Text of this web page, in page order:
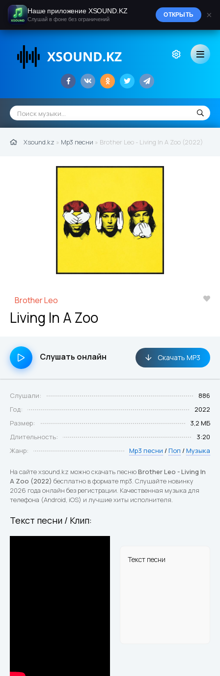
Xsound.kz » Mp3 песни » Brother Leo - Living In A Zoo (2022)
Brother Leo
Living In A Zoo
Слушать онлайн Скачать MP3
Слушали:
886
Год:
2022
Размер:
3,2 МБ
Длительность:
3:20
Жанр:
Mp3 песни / Поп / Музыка
На сайте xsound.kz можно скачать песнюBrother Leo - Living In
A Zoo (2022) бесплатно в формате mp3. Слушайте новинку
2026 года онлайн без регистрации. Качественная музыка для
телефона (Android, iOS) и лучшие хиты исполнителя.
Текст песни / Клип:
Текст песни
Наше приложение XSOUND.KZ
Слушай в фоне без ограничений
ОТКРЫТЬ ×